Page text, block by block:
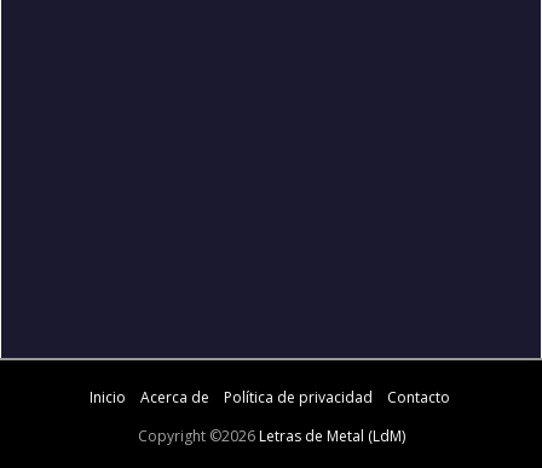
Inicio Acerca de Política de privacidad
Contacto
Copyright ©2026Letras de Metal (LdM)